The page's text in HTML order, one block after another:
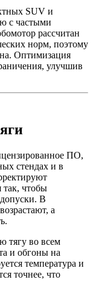
SUV и
с частыми
рассчитан
норм, поэтому
Оптимизация
улучшив
ПО,
стендах и в
так, чтобы
допуски. В
а
тягу во всем
и обгоны на
температура и
точнее, что